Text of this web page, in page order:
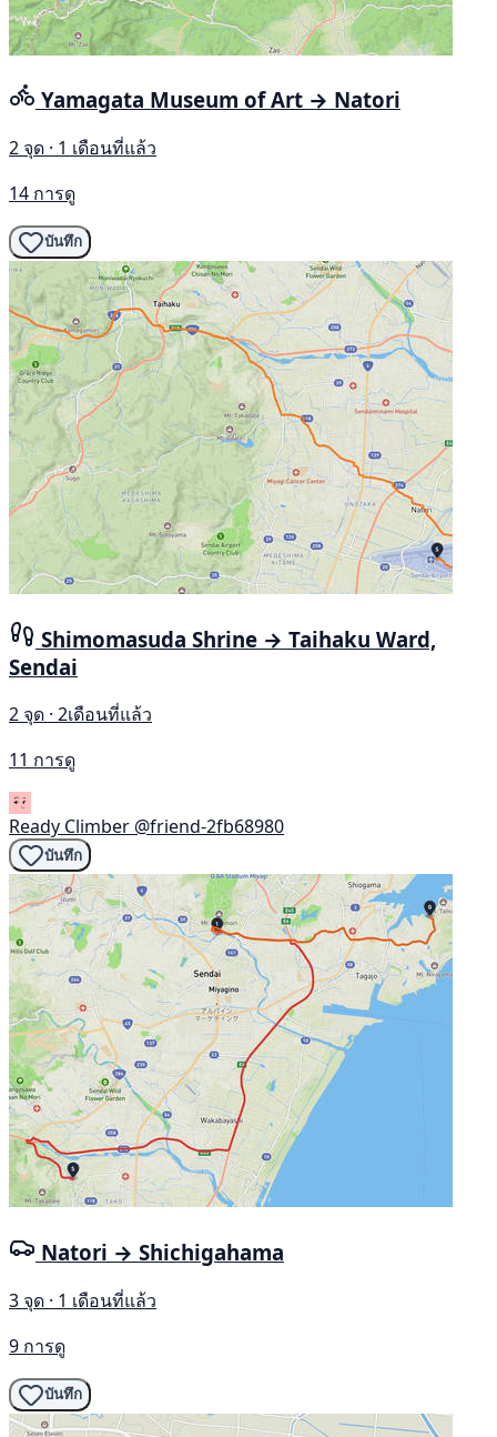
Yamagata Museum of Art → Natori
2 จุด · 1 เดือนที่แล้ว
14 การดู
บันทึก
Shimomasuda Shrine → Taihaku Ward,
Sendai
2 จุด · 2เดือนที่แล้ว
11 การดู
Ready Climber @friend-2fb68980
บันทึก
Natori → Shichigahama
3 จุด · 1 เดือนที่แล้ว
9 การดู
บันทึก